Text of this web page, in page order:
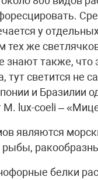
у
же
также,
светится не
и Бразилии
lux-coeli –
являются
рыбы,
белки